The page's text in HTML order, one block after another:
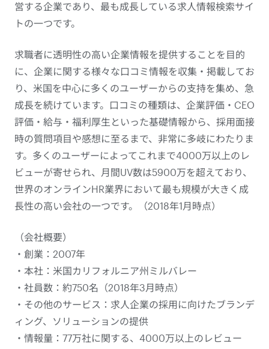
営する企業であり、最も成長している求人情報検索サイ
トの一つです。
求職者に透明性の高い企業情報を提供することを目的
に、企業に関する様々な口コミ情報を収集・掲載してお
り、米国を中心に多くのユーザーからの支持を集め、急
成長を続けています。口コミの種類は、企業評価・CEO
評価・給与・福利厚生といった基礎情報から、採用面接
時の質問項目や感想に至るまで、非常に多岐にわたりま
す。多くのユーザーによってこれまで4000万以上のレ
ビューが寄せられ、月間UV数は5900万を超えており、
世界のオンラインHR業界において最も規模が大きく成
長性の高い会社の一つです。（2018年1月時点）
（会社概要）
・創業：2007年
・本社：米国カリフォルニア州ミルバレー
・社員数：約750名（2018年3月時点）
・その他のサービス：求人企業の採用に向けたブランデ
ィング、ソリューションの提供
・情報量：77万社に関する、4000万以上のレビュー